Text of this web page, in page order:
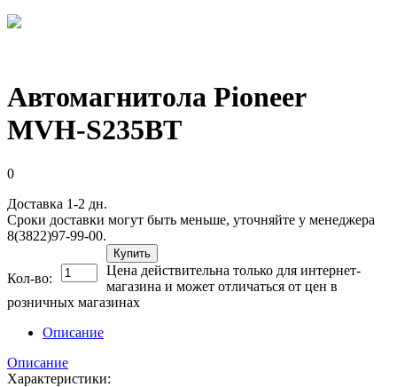
Автомагнитола Pioneer
MVH-S235BT
0
Доставка 1-2 дн.
Сроки доставки могут быть меньше, уточняйте у менеджера
8(3822)97-99-00.
Кол-во:
Купить
Цена действительна только для интернет-
магазина и может отличаться от цен в
розничных магазинах
Описание
Описание
Характеристики: